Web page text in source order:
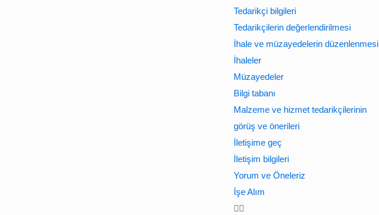
Tedarikçi bilgileri
Tedarikçilerin değerlendirilmesi
İhale ve müzayedelerin düzenlenmesi
İhaleler
Müzayedeler
Bilgi tabanı
Malzeme ve hizmet tedarikçilerinin
görüş ve önerileri
İletişime geç
İletişim bilgileri
Yorum ve Öneleriz
İşe Alım